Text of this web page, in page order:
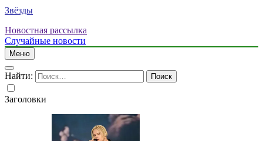
Звёзды
Новостная рассылка
Случайные новости
Меню
Найти:
Заголовки